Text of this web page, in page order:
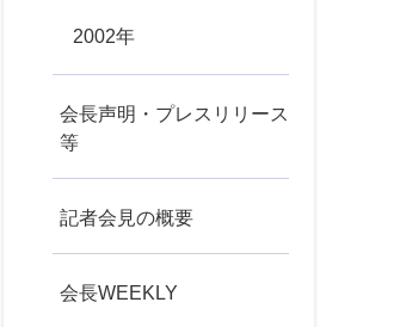
2002年
会長声明・プレスリリース
等
記者会見の概要
会長WEEKLY